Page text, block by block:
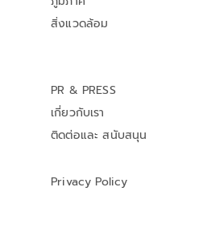
สิ่งแวดล้อม
PR & PRESS
เกี่ยวกับเรา
ติดต่อและ สนับสนุน
Privacy Policy